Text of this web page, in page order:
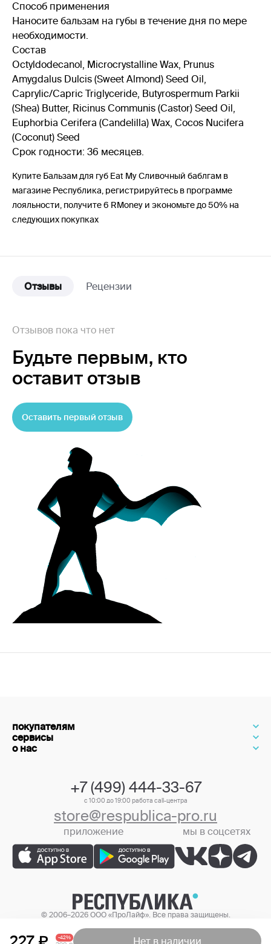
-42% Нет в наличии
Способ применения
Наносите бальзам на губы в течение дня по мере
необходимости.
Состав
Octyldodecanol, Microcrystalline Wax, Prunus
Amygdalus Dulcis (Sweet Almond) Seed Oil,
Caprylic/Capric Triglyceride, Butyrospermum Parkii
(Shea) Butter, Ricinus Communis (Castor) Seed Oil,
Euphorbia Cerifera (Candelilla) Wax, Cocos Nucifera
(Coconut) Seed
Срок годности: 36 месяцев.
Купите Бальзам для губ Eat My Сливочный баблгам в
магазине Республика, регистрируйтесь в программе
лояльности, получите 6 RMoney и экономьте до 50% на
следующих покупках
Отзывы Рецензии
Отзывов пока что нет
Будьте первым, кто
оставит отзыв
Оставить первый отзыв
покупателям
сервисы
о нас
+7 (499) 444-33-67
с 10:00 до 19:00 работа call-центра
store@respublica-pro.ru
приложение мы в соцсетях
© 2006–2026 ООО «ПроЛайф». Все права защищены.